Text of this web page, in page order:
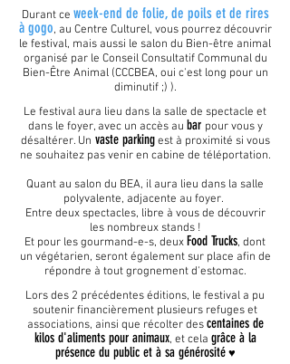
Durant ce week-end de folie, de poils et de rires
à gogo, au Centre Culturel, vous pourrez découvrir
le festival, mais aussi le salon du Bien-être animal
organisé par le Conseil Consultatif Communal du
Bien-Être Animal (CCCBEA, oui c'est long pour un
diminutif ;) ).
Le festival aura lieu dans la salle de spectacle et
dans le foyer, avec un accès au bar pour vous y
désaltérer. Un vaste parkingest à proximité si vous
ne souhaitez pas venir en cabine de téléportation.
Quant au salon du BEA, il aura lieu dans la salle
polyvalente, adjacente au foyer.
Entre deux spectacles, libre à vous de découvrir
les nombreux stands !
Et pour les gourmand-e-s, deux Food Trucks, dont
un végétarien, seront également sur place afin de
répondre à tout grognement d'estomac.
Lors des 2 précédentes éditions, le festival a pu
soutenir financièrement plusieurs refuges et
associations, ainsi que récolter descentaines de
kilos d'aliments pour animaux, et cela grâce à la
présence du public et à sa générosité♥